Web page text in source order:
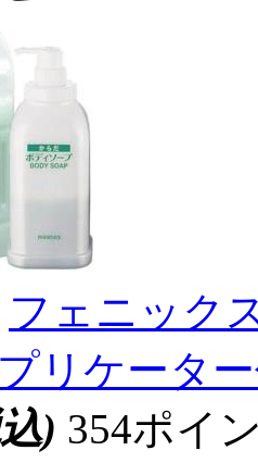
フェニック
リケータ
) 354ポイ